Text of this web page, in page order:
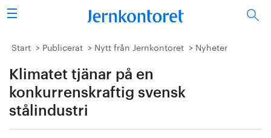
Sök
Stålindustrin
Vision 2050
Forskning/utbildning
Start Publicerat Nytt från Jernkontoret Nyheter
Klimatet tjänar på en
konkurrenskraftig svensk
stålindustri